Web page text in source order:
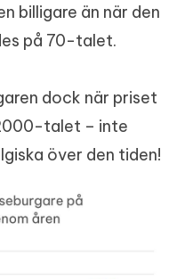
billigare än när den
på 70-talet.
dock när priset
talet – inte
över den tiden!